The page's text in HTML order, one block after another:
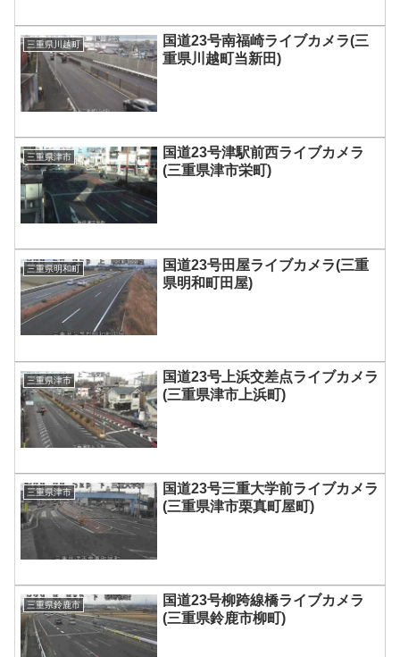
三重県川越町
国道23号南福崎ライブカメラ(三
重県川越町当新田)
三重県津市
国道23号津駅前西ライブカメラ
(三重県津市栄町)
三重県明和町
国道23号田屋ライブカメラ(三重
県明和町田屋)
三重県津市
国道23号上浜交差点ライブカメラ
(三重県津市上浜町)
三重県津市
国道23号三重大学前ライブカメラ
(三重県津市栗真町屋町)
三重県鈴鹿市
国道23号柳跨線橋ライブカメラ
(三重県鈴鹿市柳町)